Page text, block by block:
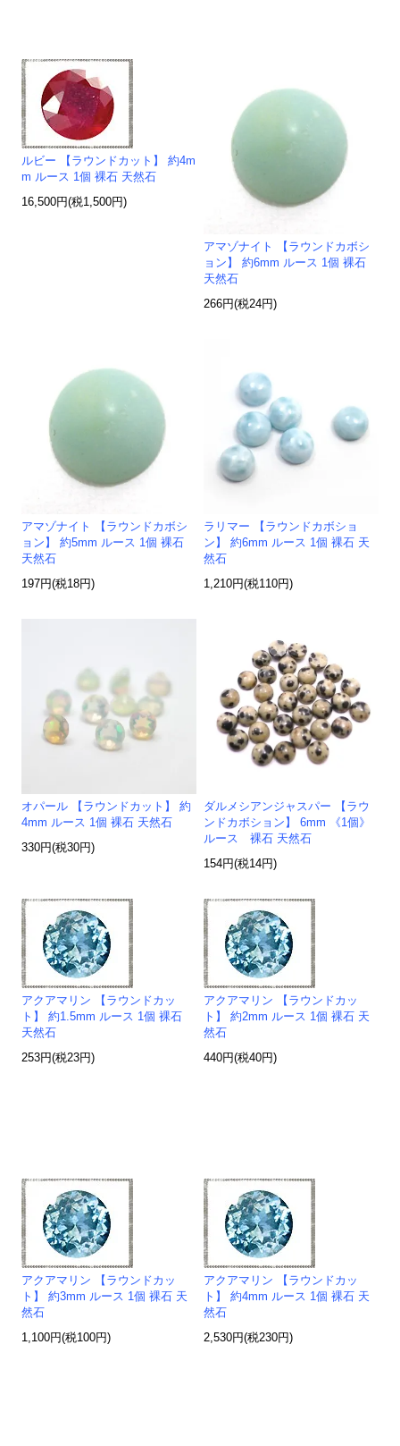
ルビー 【ラウンドカット】 約4m
m ルース 1個 裸石 天然石
16,500円(税1,500円)
アマゾナイト 【ラウンドカボシ
ョン】 約6mm ルース 1個 裸石
天然石
266円(税24円)
アマゾナイト 【ラウンドカボシ
ョン】 約5mm ルース 1個 裸石
天然石
197円(税18円)
ラリマー 【ラウンドカボショ
ン】 約6mm ルース 1個 裸石 天
然石
1,210円(税110円)
オパール 【ラウンドカット】 約
4mm ルース 1個 裸石 天然石
330円(税30円)
ダルメシアンジャスパー 【ラウ
ンドカボション】 6mm 《1個》
ルース 裸石 天然石
154円(税14円)
アクアマリン 【ラウンドカッ
ト】 約1.5mm ルース 1個 裸石
天然石
253円(税23円)
アクアマリン 【ラウンドカッ
ト】 約2mm ルース 1個 裸石 天
然石
440円(税40円)
アクアマリン 【ラウンドカッ
ト】 約3mm ルース 1個 裸石 天
然石
1,100円(税100円)
アクアマリン 【ラウンドカッ
ト】 約4mm ルース 1個 裸石 天
然石
2,530円(税230円)